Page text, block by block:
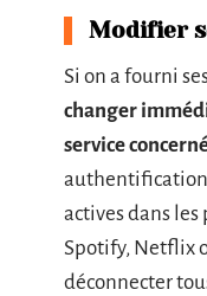
Modifier
Si on a fourni
changer
service
actives dans les
Spotify, Netflix
déconnecter